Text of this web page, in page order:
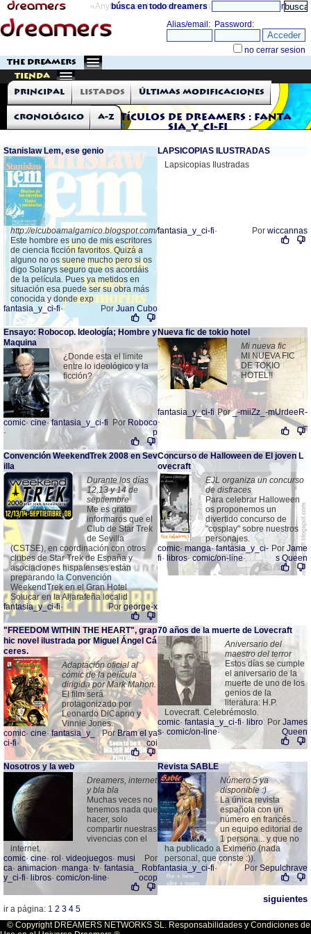
«Anything can happen and it probably will» directorio
búsca en todo dreamers
THE DREAMERS
Tienda
Artículos de Dreamers : fanta
sia_y_ci-fi
Principal Listados Últimas modificaciones
Cronológico A-Z
Stanislaw Lem, ese genio
http://elcuboamalgamico.blogspot.com/
Este hombre es uno de mis escritores
de ciencia ficción favoritos. Quizá a
alguno no os suene mucho pero si os
digo Solarys seguro que os acordáis
de la película. Pues ya metidos en
situación esa puede ser su obra más
conocida y donde exp
fantasia_y_ci-fi· Por Juan Cubo
LAPSICOPIAS ILUSTRADAS
Lapsicopias Ilustradas
fantasia_y_ci-fi· Por wiccannas
Ensayo: Robocop. Ideología; Hombre y
Maquina
¿Donde esta el limite
entre lo ideológico y la
ficción?
comic· cine·fantasia_y_ci-fi
·
PorRoboco
p
Nueva fic de tokio hotel
Mi nueva fic
MI NUEVA FIC
DE TOKIO
HOTEL!!
fantasia_y_ci-fi
·
Por_-miiZz_-mUrdeeR-
_
Convención WeekendTrek 2008 en Sev
illa
Durante los días
12,13 y 14 de
septiembre
Me es grato
informaros que el
Club de Star Trek
de Sevilla
(CSTSE), en coordinación con otros
clubes de Star Trek de España y
asociaciones hispalenses están
preparando la Convención
WeekendTrek en el Gran Hotel
Solucar en la Aljarafeña localid
fantasia_y_ci-fi· Por george-x
Concurso de Halloween de El joven L
ovecraft
EJL organiza un concurso
de disfraces
Para celebrar Halloween
os proponemos un
divertido concurso de
"cosplay" sobre nuestros
personajes.
comic· manga·fantasia_y_ci-
fi· libros·comic/on-line·
Por Jame
s Queen
"FREEDOM WITHIN THE HEART", grap
hic novel ilustrada por Miguel Ángel Cá
ceres.
Adaptación oficial al
cómic de la película
dirigida por Mark Mahon.
El film será
protagonizado por
Leonardo DiCaprio y
Vinnie Jones.
comic· cine·fantasia_y_
ci-fi·
Por Bram el ya
coi
70 años de la muerte de Lovecraft
Aniversario del
maestro del terror
Estos días se cumple
el aniversario de la
muerte de uno de los
genios de la
literatura: H.P.
Lovecraft. Celebrémoslo.
comic· fantasia_y_ci-fi· libro
s· comic/on-line·
Por James
Queen
Nosotros y la web
Dreamers, internet
y bla bla
Muchas veces no
tenemos nada que
hacer, solo
compartir nuestras
vivencias con el
internet.
comic· cine· rol · videojuegos· musi
ca· animacion· manga· tv· fantasia_
y_ci-fi· libros· comic/on-line·
Por
Rob
ocop
Revista SABLE
Número 5 ya
disponible :)
La única revista
española con un
número en francés...
un equipo editorial de
1 persona... y que no
ha publicado a Eximeno (nada
personal, que conste :)).
fantasia_y_ci-fi· Por Sepulchrave
siguientes
ir a página: 1 2 3 4 5
© Copyright DREAMERS NETWORKS SL. Responsabilidades y Condiciones de